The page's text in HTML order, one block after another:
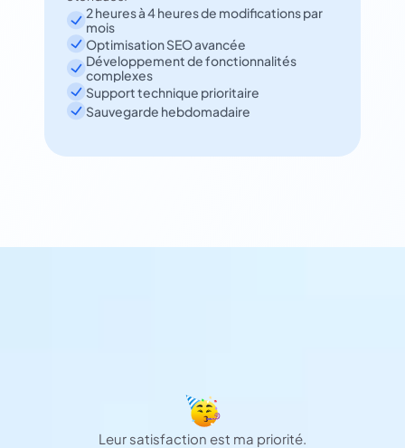
2 heures à 4 heures de modifications par
mois
Optimisation SEO avancée
Développement de fonctionnalités
complexes
Support technique prioritaire
Sauvegarde hebdomadaire
Leur satisfaction est ma priorité.